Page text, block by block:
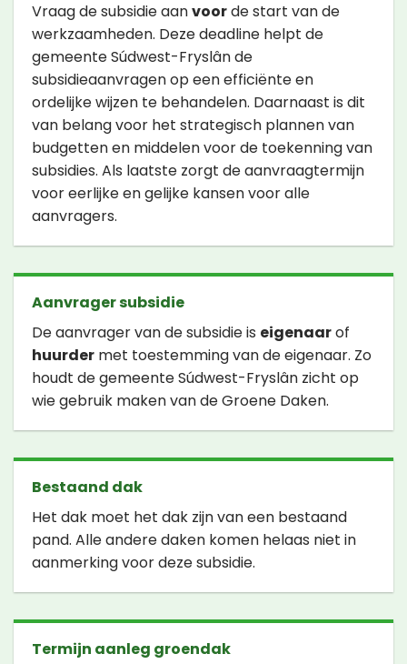
Vraag de subsidie aanvoorde start van de
werkzaamheden. Deze deadline helpt de
gemeente Súdwest-Fryslân de
subsidieaanvragen op een efficiënte en
ordelijke wijzen te behandelen. Daarnaast is dit
van belang voor het strategisch plannen van
budgetten en middelen voor de toekenning van
subsidies. Als laatste zorgt de aanvraagtermijn
voor eerlijke en gelijke kansen voor alle
aanvragers.
Aanvrager subsidie
De aanvrager van de subsidie is eigenaarof
huurder met toestemming van de eigenaar. Zo
houdt de gemeente Súdwest-Fryslân zicht op
wie gebruik maken van de Groene Daken.
Bestaand dak
Het dak moet het dak zijn van een bestaand
pand. Alle andere daken komen helaas niet in
aanmerking voor deze subsidie.
Termijn aanleg groendak